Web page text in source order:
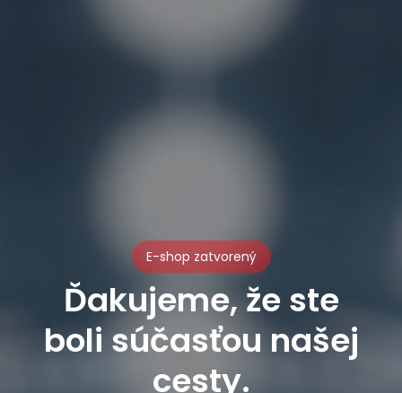
E-shop zatvorený
Ďakujeme, že ste
boli súčasťou našej
cesty.